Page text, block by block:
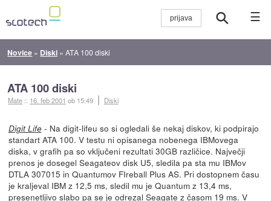
☰
Novice » Diski »ATA 100 diski
ATA 100 diski
Mate :: 16. feb 2001 ob 15:49 Diski
Digit Life- Na digit-lifeu so si ogledali še nekaj diskov, ki podpirajo
standart ATA 100. V testu ni opisanega nobenega IBMovega
diska, v grafih pa so vključeni rezultati 30GB različice. Največji
prenos je dosegel Seagateov disk U5, sledila pa sta mu IBMov
DTLA 307015 in Quantumov FIreball Plus AS. Pri dostopnem času
je kraljeval IBM z 12,5 ms, sledil mu je Quantum z 13,4 ms,
presenetljivo slabo pa se je odrezal Seagate z časom 19 ms. V